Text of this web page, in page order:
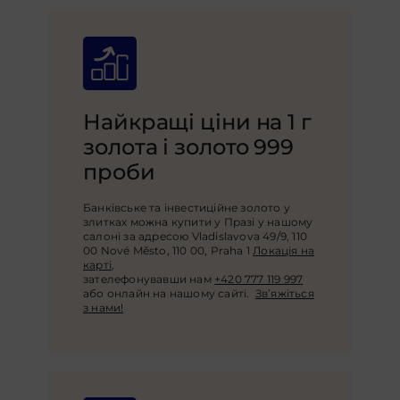
Найкращі ціни на 1 г
золота і золото 999
проби
Банківське та інвестиційне золото у
злитках можна купити у Празі у нашому
салоні за адресою Vladislavova 49/9, 110
00 Nové Město, 110 00, Praha 1Локація на
карті,
зателефонувавши нам +420 777 119 997
або онлайн на нашому сайті. Зв’яжіться
з нами!